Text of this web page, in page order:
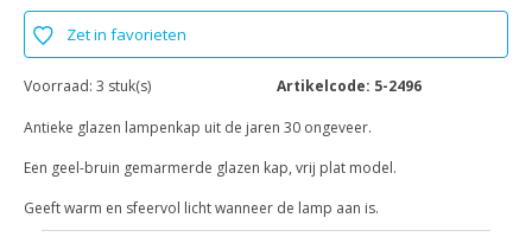
Zet in favorieten
Voorraad: 3 stuk(s) Artikelcode: 5-2496
Antieke glazen lampenkap uit de jaren 30 ongeveer.
Een geel-bruin gemarmerde glazen kap, vrij plat model.
Geeft warm en sfeervol licht wanneer de lamp aan is.